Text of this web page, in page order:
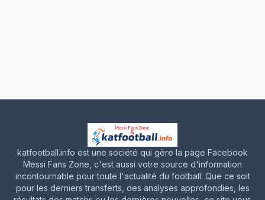
katfootball.info est une société qui gère la page Facebook
Messi Fans Zone, c'est aussi votre source d'information
incontournable pour toute l'actualité du football. Que ce soit
pour les derniers transferts, des analyses approfondies, les